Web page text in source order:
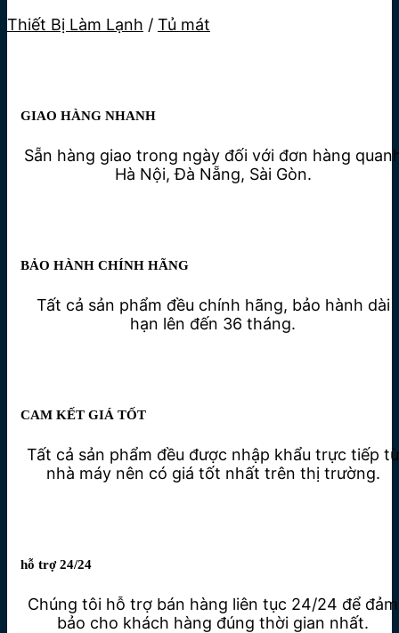
Thiết Bị Làm Lạnh / Tủ mát
GIAO HÀNG NHANH
Sẵn hàng giao trong ngày đối với đơn hàng
Hà Nội, Đà Nẵng, Sài Gòn.
BẢO HÀNH CHÍNH HÃNG
Tất cả sản phẩm đều chính hãng, bảo hành dài
hạn lên đến 36 tháng.
CAM KẾT GIÁ TỐT
Tất cả sản phẩm đều được nhập khẩu trực tiếp từ
nhà máy nên có giá tốt nhất trên thị trường.
hỗ trợ 24/24
Chúng tôi hỗ trợ bán hàng liên tục 24/24 để đảm
bảo cho khách hàng đúng thời gian nhất.